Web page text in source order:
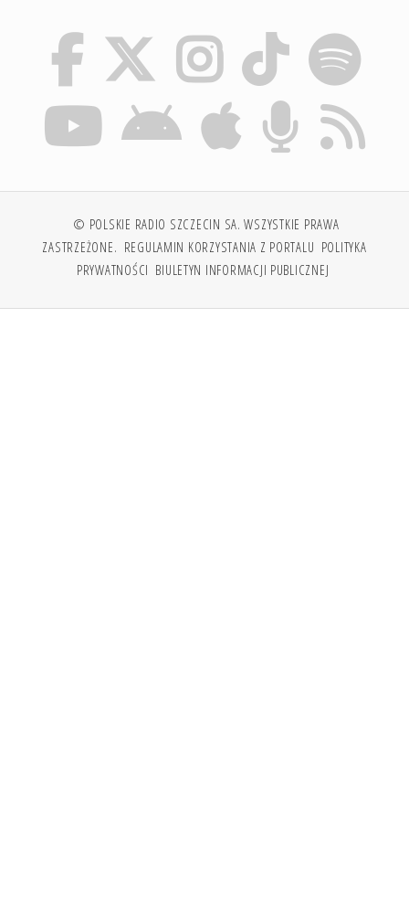
© POLSKIE RADIO SZCZECIN SA. WSZYSTKIE PRAWA
ZASTRZEŻONE. REGULAMIN KORZYSTANIA Z PORTALU POLITYKA
PRYWATNOŚCI BIULETYN INFORMACJI PUBLICZNEJ